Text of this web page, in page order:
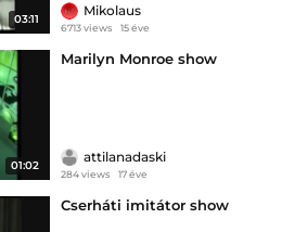
03:11
Mikolaus
6713 views 15 éve
01:02
Marilyn Monroe show
attilanadaski
284 views 17 éve
Cserháti imitátor show